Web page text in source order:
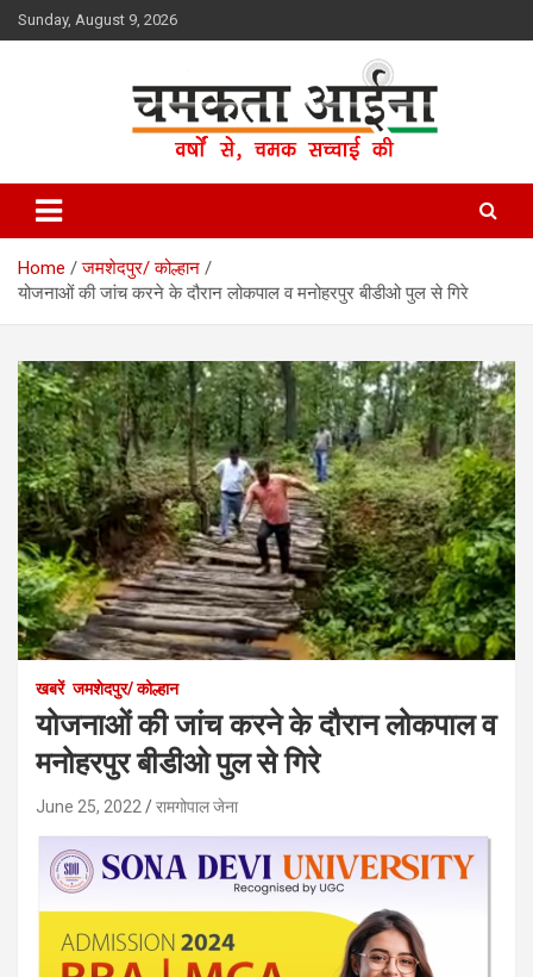
Skip
to
Sunday, August 9, 2026
Chamakta Aina
Home
जमशेदपुर/ कोल्हान
योजनाओं की जांच करने के दौरान लोकपाल व मनोहरपुर बीडीओ पुल से गिरे
खबरें जमशेदपुर/ कोल्हान
योजनाओं की जांच करने के दौरान लोकपाल व
मनोहरपुर बीडीओ पुल से गिरे
June 25, 2022 रामगोपाल जेना